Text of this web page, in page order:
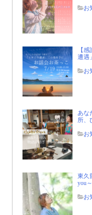
お
【
遭遇
お
あな
所、
お
東久
you～
お